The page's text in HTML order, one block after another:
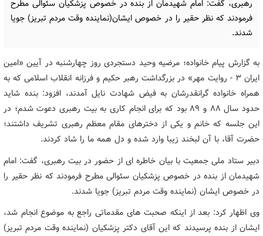
رهبری، گفت: امام شهیدمان از بنده در خصوص پزشکیان سئوالی مطرح
فرمودند که نظر حقیر را در خصوص ایشان(نماینده وقت مردم تبریز) جویا
شدند.
به گزارش پیام خانواده؛ مرضیه وحید دستجردی روز چهارشنبه در آیین «امین
ایران ۳ - روایت مهر» در بزرگداشت رهبر حکیم و فرزانه انقلاب اسلامی که به
همراه خانواده گرانقدرشان به فیض شهادت نایل آمدند، افزود: بنده شاید
حدود سال ۸۸ و ۸۹ بود که برای انجام کاری به بیت رهبری دعوت شدم؛ در
این جلسه که خانم و یکی از دخترهای مقام معظم رهبری تشریف داشتند؛
حضرت آقا، با آن لبخند زیبا وارد شده و دل همه ما را شاد کردند.
دبیر ستاد ملی جمعیت با بیان خاطره ای از حضور در بیت رهبری، گفت: امام
شهیدمان از بنده در خصوص پزشکیان سئوالی مطرح فرمودند که نظر حقیر را
در خصوص ایشان (نماینده وقت مردم تبریز) جویا شدند.
وی اظهار کرد: بعد از اینکه صحبت های مقدماتی راجع به موضوع انجام شد،
ایشان از بنده پرسیدند که این آقای دکتر پزشکیان (نماینده وقت مردم تبریز)